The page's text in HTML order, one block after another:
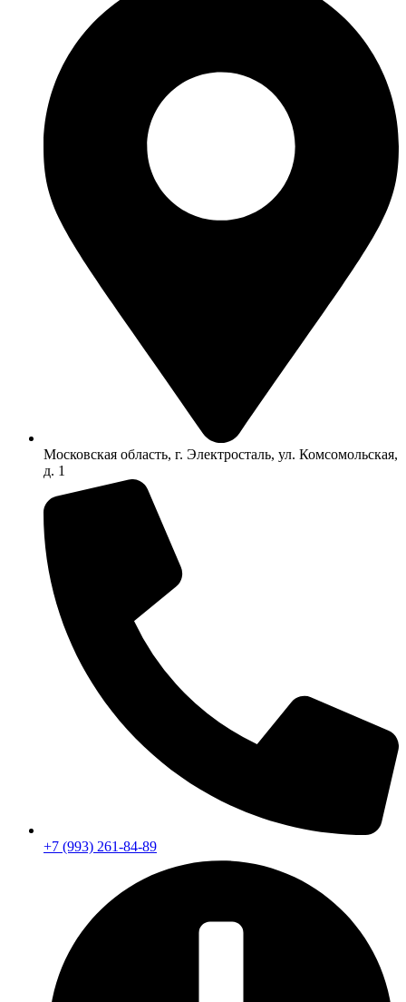
Московская область, г. Электросталь, ул. Комсомольская,
д. 1
+7 (993) 261-84-89